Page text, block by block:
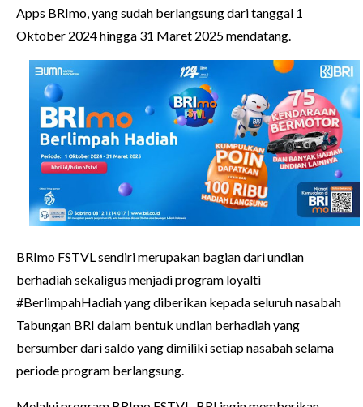
Apps BRImo, yang sudah berlangsung dari tanggal 1
Oktober 2024 hingga 31 Maret 2025 mendatang.
BRImo FSTVL sendiri merupakan bagian dari undian
berhadiah sekaligus menjadi program loyalti
#BerlimpahHadiah yang diberikan kepada seluruh nasabah
Tabungan BRI dalam bentuk undian berhadiah yang
bersumber dari saldo yang dimiliki setiap nasabah selama
periode program berlangsung.